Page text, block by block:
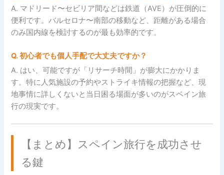
A. マドリード〜セビリア間などは鉄道（AVE）が圧倒的に
便利です。バルセロナ〜南部の移動など、距離がある場合
のみ国内線を検討するのが最も効率的です。
Q. 初心者でも個人手配で大丈夫ですか？
A. はい、可能ですが「リサーチ時間」が膨大にかかりま
す。特に人気施設の予約やストライキ情報の把握など、現
地事情に詳しくないと当日困る場面が多いのがスペイン旅
行の現実です。
【まとめ】スペイン旅行を成功させ
る鍵